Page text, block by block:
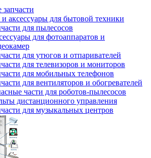
и аксессуары для бытовой техники
для пылесосов
для фотоаппаратов и
для утюгов и отпаривателей
для телевизоров и мониторов
для мобильных телефонов
для вентиляторов и обогревателей
части для роботов-пылесосов
дистанционного управления
для музыкальных центров